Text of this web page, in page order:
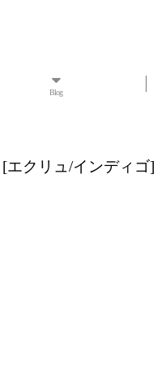
Blog
[エクリュ/インディゴ]